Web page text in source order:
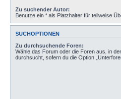
Zu suchender Autor:
Benutze ein * als Platzhalter für teilweise
SUCHOPTIONEN
Zu durchsuchende Foren:
Wähle das Forum oder die Foren aus, in
durchsucht, sofern du die Option